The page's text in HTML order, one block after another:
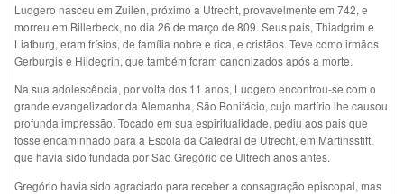
Ludgero nasceu em Zuilen, próximo a Utrecht, provavelmente em 742, e
morreu em Billerbeck, no dia 26 de março de 809. Seus pais, Thiadgrim e
Liafburg, eram frísios, de família nobre e rica, e cristãos. Teve como irmãos
Gerburgis e Hildegrin, que também foram canonizados após a morte.
Na sua adolescência, por volta dos 11 anos, Ludgero encontrou-se com o
grande evangelizador da Alemanha, São Bonifácio, cujo martírio lhe causou
profunda impressão. Tocado em sua espiritualidade, pediu aos pais que
fosse encaminhado para a Escola da Catedral de Utrecht, em Martinsstift,
que havia sido fundada por São Gregório de Ultrech anos antes.
Gregório havia sido agraciado para receber a consagração episcopal, mas